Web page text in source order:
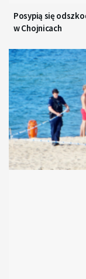
Posypią się
w Chojnicach